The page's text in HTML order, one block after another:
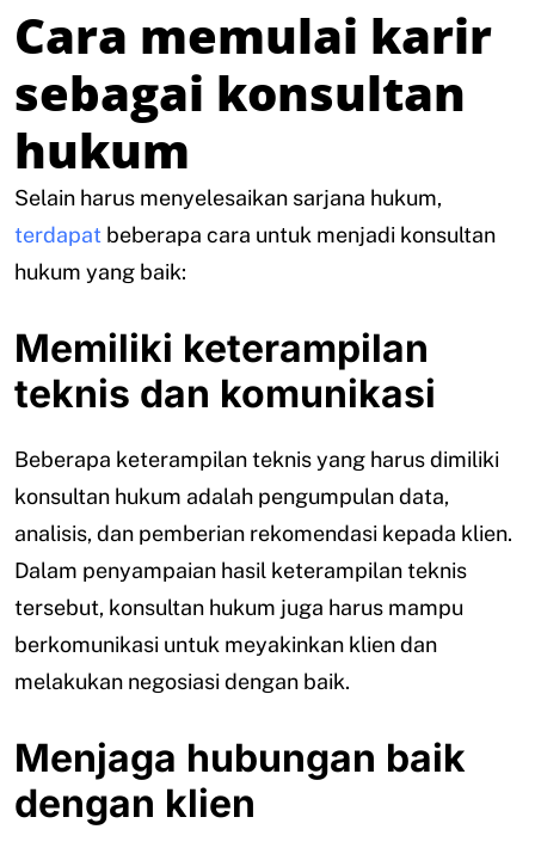
Cara memulai karir
sebagai konsultan
hukum
Selain harus menyelesaikan sarjana hukum,
terdapat beberapa cara untuk menjadi konsultan
hukum yang baik:
Memiliki keterampilan
teknis dan komunikasi
Beberapa keterampilan teknis yang harus dimiliki
konsultan hukum adalah pengumpulan data,
analisis, dan pemberian rekomendasi kepada klien.
Dalam penyampaian hasil keterampilan teknis
tersebut, konsultan hukum juga harus mampu
berkomunikasi untuk meyakinkan klien dan
melakukan negosiasi dengan baik.
Menjaga hubungan baik
dengan klien